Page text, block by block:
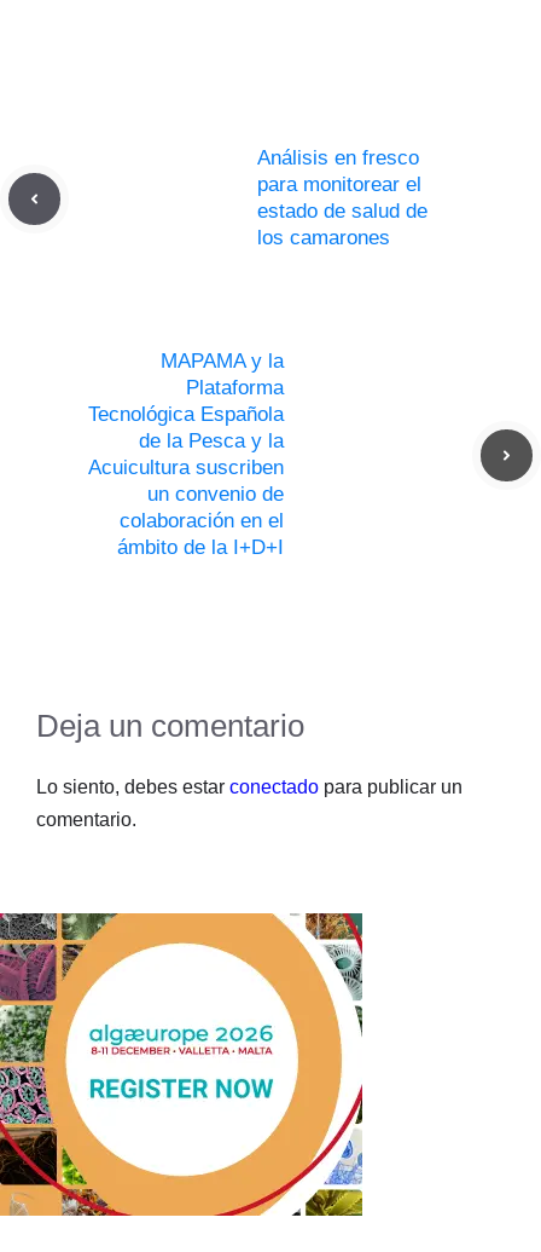
Análisis en fresco
para monitorear el
estado de salud de
los camarones
MAPAMA y la
Plataforma
Tecnológica Española
de la Pesca y la
Acuicultura suscriben
un convenio de
colaboración en el
ámbito de la I+D+I
Deja un comentario
Lo siento, debes estar conectado para publicar un
comentario.